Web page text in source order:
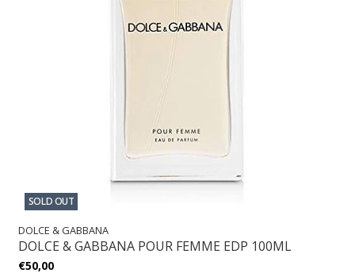
SOLD OUT
DOLCE & GABBANA
DOLCE & GABBANA POUR FEMME EDP 100ML
€50,00